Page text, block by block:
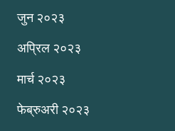
जुन २०२३
अप्रिल २०२३
मार्च २०२३
फेब्रुअरी २०२३